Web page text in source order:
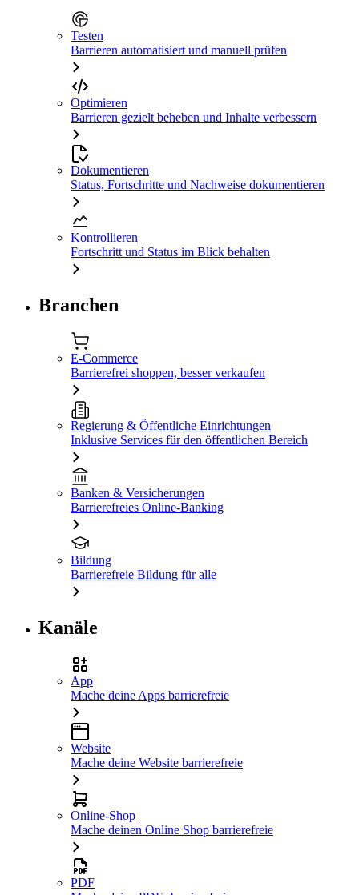
Testen
Barrieren automatisiert und manuell prüfen
Optimieren
Barrieren gezielt beheben und Inhalte verbessern
Dokumentieren
Status, Fortschritte und Nachweise dokumentieren
Kontrollieren
Fortschritt und Status im Blick behalten
Branchen
E-Commerce
Barrierefrei shoppen, besser verkaufen
Regierung & Öffentliche Einrichtungen
Inklusive Services für den öffentlichen Bereich
Banken & Versicherungen
Barrierefreies Online-Banking
Bildung
Barrierefreie Bildung für alle
Kanäle
App
Mache deine Apps barrierefreie
Website
Mache deine Website barrierefreie
Online-Shop
Mache deinen Online Shop barrierefreie
PDF